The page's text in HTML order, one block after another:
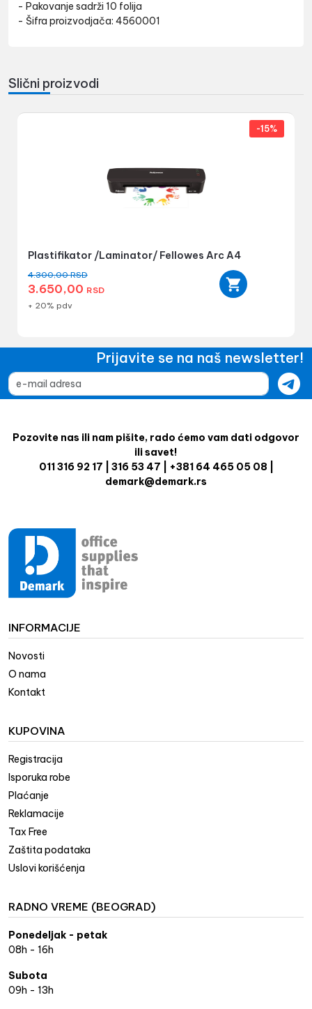
- Pakovanje sadrži 10 folija
- Šifra proizvodjača: 4560001
Slični proizvodi
Plastifikator /Laminator/ Fellowes Arc A4
4.300,00RSD
3.650,00 RSD
-15%
+ 20% pdv
Prijavite se na naš newsletter!
Pozovite nas ili nam pišite, rado ćemo vam dati odgovor
ili savet!
011 316 92 17 | 316 53 47 | +381 64 465 05 08 |
demark@demark.rs
INFORMACIJE
Novosti
O nama
Kontakt
KUPOVINA
Registracija
Isporuka robe
Plaćanje
Reklamacije
Tax Free
Zaštita podataka
Uslovi korišćenja
RADNO VREME (BEOGRAD)
Ponedeljak - petak
08h - 16h
Subota
09h - 13h